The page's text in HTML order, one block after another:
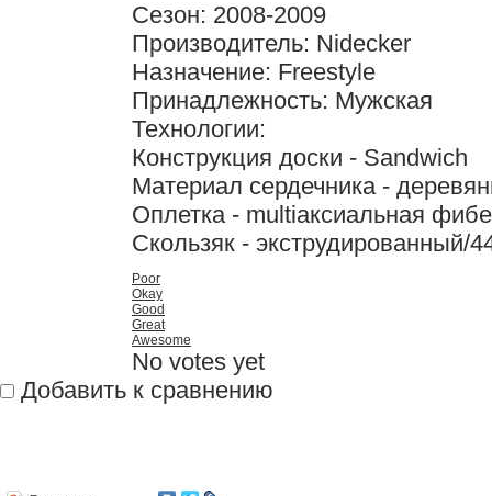
Сезон: 2008-2009
Производитель: Nidecker
Назначение: Freestyle
Принадлежность: Мужская
Технологии:
Конструкция доски - Sandwich
Материал сердечника -
Оплетка - multiаксиальная
Скользяк - экструдированный/
Poor
Okay
Good
Great
Awesome
No votes yet
Добавить к сравнению